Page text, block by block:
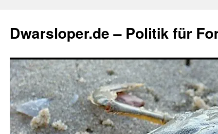
springen
Dwarsloper.de – Politik für